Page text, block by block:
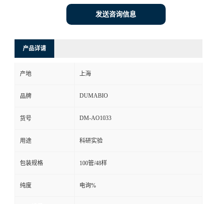
式
在
线
留
发送咨询信息
产品详请
产地 上海
品牌 DUMABIO
货号 DM-AO1033
用途 科研实验
包装规格 100管/48样
纯度 电询%